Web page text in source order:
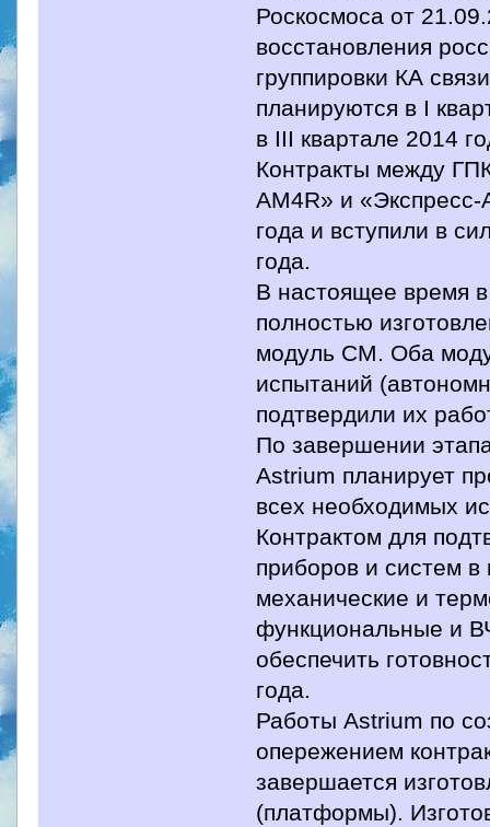
Роскосмоса от
восстановления
группировки КА
планируются в I
в III квартале 2014
Контракты между
АМ4R» и «Экспресс-
года и вступили в
года.
В настоящее время
полностью
модуль СМ. Оба
испытаний
подтвердили их
По завершении
Astrium планирует
всех необходимых
Контрактом для
приборов и систем
механические и
функциональные и
обеспечить
года.
Работы Astrium по
опережением
завершается
(платформы).